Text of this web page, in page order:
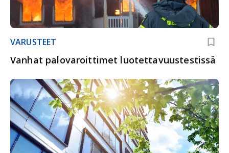
VARUSTEET
Vanhat palovaroittimet luotettavuustestissä